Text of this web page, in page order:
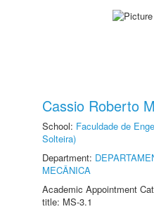
Cassio Roberto
School: Faculdade de
Solteira)
Department:
MECÂNICA
Academic Appointment
title: MS-3.1